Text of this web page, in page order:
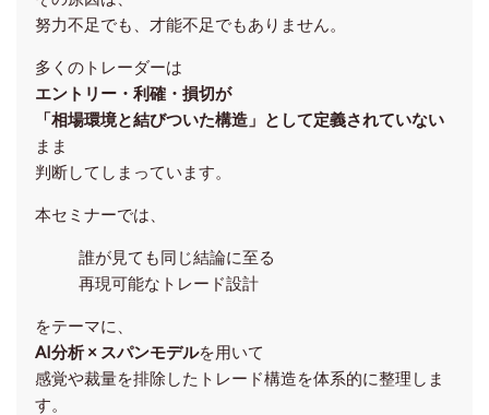
努力不足でも、才能不足でもありません。
多くのトレーダーは
エントリー・利確・損切が
「相場環境と結びついた構造」として定義されていない
まま
判断してしまっています。
本セミナーでは、
誰が見ても同じ結論に至る
再現可能なトレード設計
をテーマに、
AI分析 × スパンモデルを用いて
感覚や裁量を排除したトレード構造を体系的に整理しま
す。